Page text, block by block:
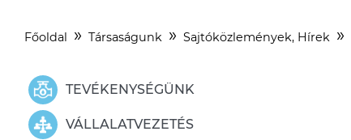
Főoldal Társaságunk Sajtóközlemények, Hírek
TEVÉKENYSÉGÜNK
VÁLLALATVEZETÉS